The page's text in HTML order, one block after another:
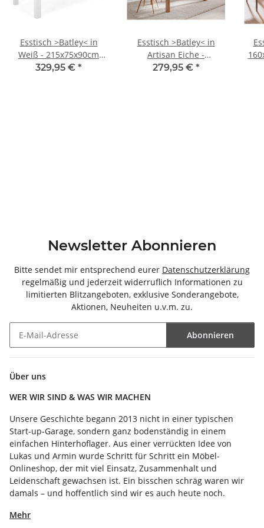
Esstisch >Batley< in
Weiß - 215x75x90cm
(BxHxT)
329,95 € *
Esstisch >Batley< in
Artisan Eiche -
160x75x90cm (BxHxT)
279,95 € *
Newsletter Abonnieren
Bitte sendet mir entsprechend eurer Datenschutzerklärung
regelmäßig und jederzeit widerruflich Informationen zu
limitierten Blitzangeboten, exklusive Sonderangebote,
Aktionen, Neuheiten u.v.m. zu.
Abonnieren
Über uns
WER WIR SIND & WAS WIR MACHEN
Unsere Geschichte begann 2013 nicht in einer typischen
Start-up-Garage, sondern ganz bodenständig in einem
einfachen Hinterhoflager. Aus einer verrückten Idee von
Lukas und Armin wurde Schritt für Schritt ein Möbel-
Onlineshop, der mit viel Einsatz, Zusammenhalt und
Leidenschaft gewachsen ist. Ein bisschen schräg waren wir
damals – und hoffentlich sind wir es auch heute noch.
Mehr